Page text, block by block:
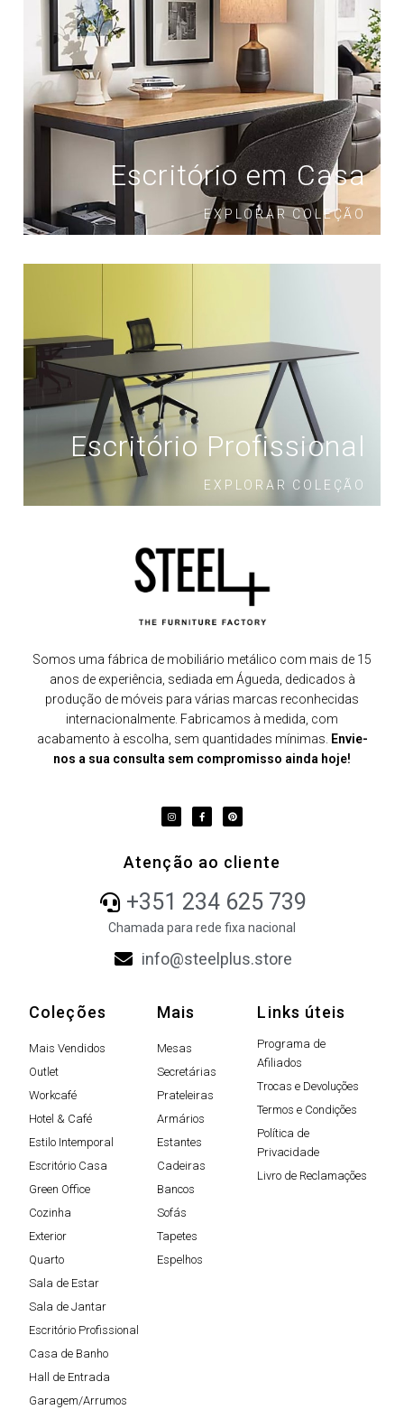
Escritório em Casa
EXPLORAR COLEÇÃO
Escritório Profissional
EXPLORAR COLEÇÃO
Somos uma fábrica de mobiliário metálico com mais de 15
anos de experiência, sediada em Águeda, dedicados à
produção de móveis para várias marcas reconhecidas
internacionalmente. Fabricamos à medida, com
acabamento à escolha, sem quantidades mínimas. Envie-
nos a sua consulta sem compromisso ainda hoje!
Atenção ao cliente
+351 234 625 739
Chamada para rede fixa nacional
info@steelplus.store
Coleções
Mais Vendidos
Outlet
Workcafé
Hotel & Café
Estilo Intemporal
Escritório Casa
Green Office
Cozinha
Exterior
Quarto
Sala de Estar
Sala de Jantar
Escritório Profissional
Casa de Banho
Hall de Entrada
Garagem/Arrumos
Mais
Mesas
Secretárias
Prateleiras
Armários
Estantes
Cadeiras
Bancos
Sofás
Tapetes
Espelhos
Links úteis
Programa de
Afiliados
Trocas e Devoluções
Termos e Condições
Política de
Privacidade
Livro de Reclamações